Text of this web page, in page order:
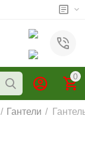
0
/ Гантели /